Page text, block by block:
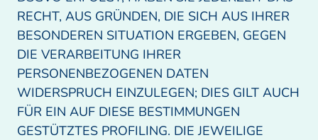
RECHT, AUS GRÜNDEN, DIE SICH AUS IHRER
BESONDEREN SITUATION ERGEBEN, GEGEN
DIE VERARBEITUNG IHRER
PERSONENBEZOGENEN DATEN
WIDERSPRUCH EINZULEGEN; DIES GILT AUCH
FÜR EIN AUF DIESE BESTIMMUNGEN
GESTÜTZTES PROFILING. DIE JEWEILIGE